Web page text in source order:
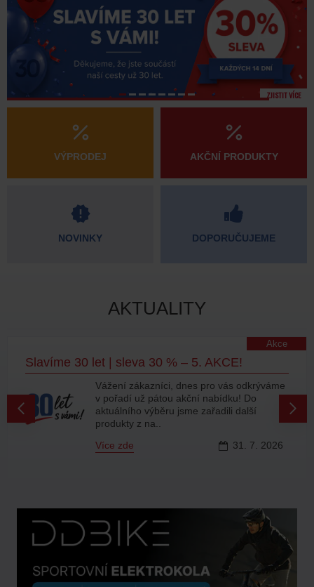
ZJISTIT VÍCE
VÝPRODEJ
NOVINKY
AKČNÍ PRODUKTY
DOPORUČUJEME
AKTUALITY
Slavíme 30 let | sleva 30 % – 5. AKCE!
Akce
31. 7. 2026
Vážení zákazníci, dnes pro vás odkrýváme
v pořadí už pátou akční nabídku! Do
aktuálního výběru jsme zařadili další
produkty z na..
Více zde